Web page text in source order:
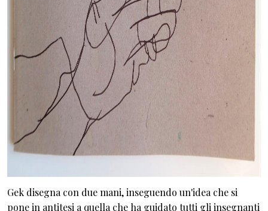
Gek disegna con due mani, inseguendo un'idea che si
pone in antitesi a quella che ha guidato tutti gli insegnanti